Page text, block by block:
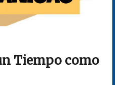
Tiempo como